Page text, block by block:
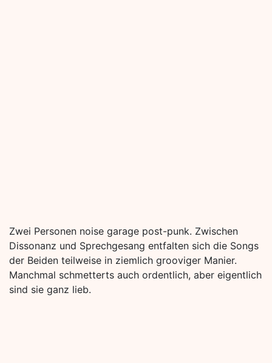
Zwei Personen noise garage post-punk. Zwischen
Dissonanz und Sprechgesang entfalten sich die Songs
der Beiden teilweise in ziemlich grooviger Manier.
Manchmal schmetterts auch ordentlich, aber eigentlich
sind sie ganz lieb.